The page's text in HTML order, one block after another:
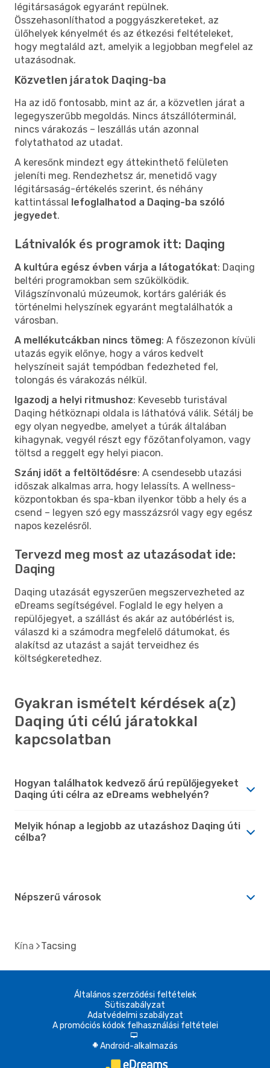
légitársaságok egyaránt repülnek.
Összehasonlíthatod a poggyászkereteket, az
ülőhelyek kényelmét és az étkezési feltételeket,
hogy megtaláld azt, amelyik a legjobban megfelel az
utazásodnak.
Közvetlen járatok Daqing-ba
Ha az idő fontosabb, mint az ár, a közvetlen járat a
legegyszerűbb megoldás. Nincs átszállóterminál,
nincs várakozás – leszállás után azonnal
folytathatod az utadat.
A keresőnk mindezt egy áttekinthető felületen
jeleníti meg. Rendezhetsz ár, menetidő vagy
légitársaság-értékelés szerint, és néhány
kattintással lefoglalhatod a Daqing-ba szóló
jegyedet.
Látnivalók és programok itt: Daqing
A kultúra egész évben várja a látogatókat: Daqing
beltéri programokban sem szűkölködik.
Világszínvonalú múzeumok, kortárs galériák és
történelmi helyszínek egyaránt megtalálhatók a
városban.
A mellékutcákban nincs tömeg: A főszezonon kívüli
utazás egyik előnye, hogy a város kedvelt
helyszíneit saját tempódban fedezheted fel,
tolongás és várakozás nélkül.
Igazodj a helyi ritmushoz: Kevesebb turistával
Daqing hétköznapi oldala is láthatóvá válik. Sétálj be
egy olyan negyedbe, amelyet a túrák általában
kihagynak, vegyél részt egy főzőtanfolyamon, vagy
töltsd a reggelt egy helyi piacon.
Szánj időt a feltöltődésre: A csendesebb utazási
időszak alkalmas arra, hogy lelassíts. A wellness-
központokban és spa-kban ilyenkor több a hely és a
csend – legyen szó egy masszázsról vagy egy egész
napos kezelésről.
Tervezd meg most az utazásodat ide:
Daqing
Daqing utazását egyszerűen megszervezheted az
eDreams segítségével. Foglald le egy helyen a
repülőjegyet, a szállást és akár az autóbérlést is,
válaszd ki a számodra megfelelő dátumokat, és
alakítsd az utazást a saját terveidhez és
költségkeretedhez.
Gyakran ismételt kérdések a(z)
Daqing úti célú járatokkal
kapcsolatban
Hogyan találhatok kedvező árú repülőjegyeket
Daqing úti célra az eDreams webhelyén?
Melyik hónap a legjobb az utazáshoz Daqing úti
célba?
Népszerű városok
Kína Tacsing
Általános szerződési feltételek
Sütiszabályzat
Adatvédelmi szabályzat
A promóciós kódok felhasználási feltételei
d
A Android-alkalmazás